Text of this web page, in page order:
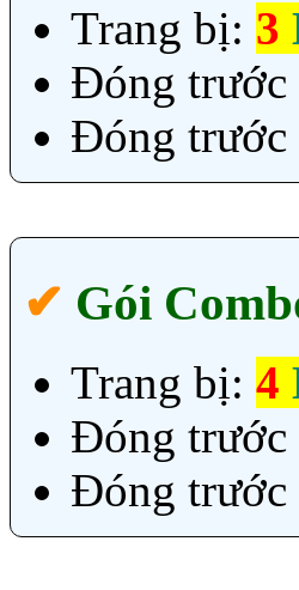
Trang bị: 3
Đóng trước
Đóng trước
✔‎ Gói
Trang bị: 4
Đóng trước
Đóng trước